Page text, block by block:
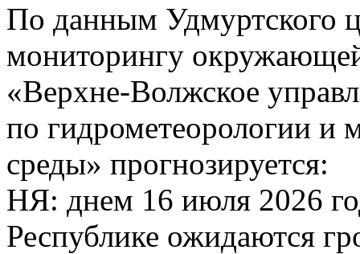
По данным Удмуртского
мониторингу
«Верхне-Волжское
по гидрометеорологии
среды» прогнозируется:
НЯ: днем 16 июля 2026
Республике ожидаются